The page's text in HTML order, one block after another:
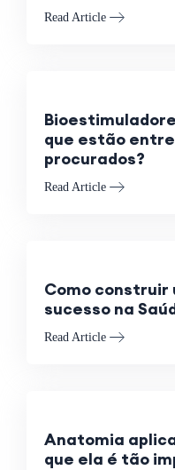
Read Article
que estão
procurados?
Read Article
Como construir
sucesso na
Read Article
Anatomia
que ela é tão